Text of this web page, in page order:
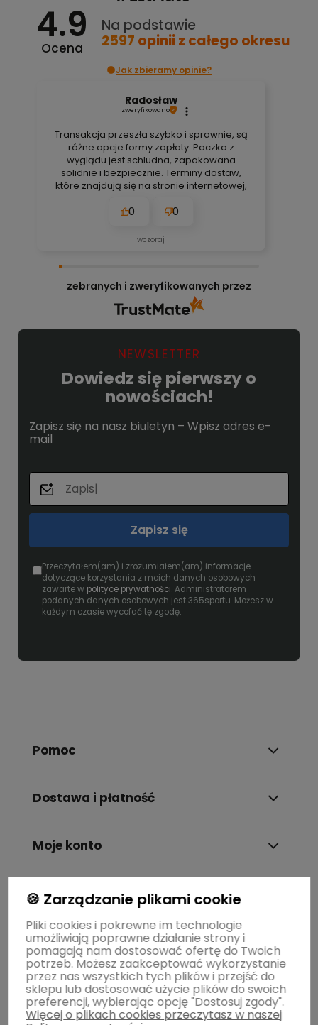
4.9
Ocena
Na podstawie
2597 opiniiz całego okresu
Jak zbieramy opinie?
Radosław
zweryfikowano
Transakcja przeszła szybko i sprawnie, są
różne opcje formy zapłaty. Paczka z
wyglądu jest schludna, zapakowana
solidnie i bezpiecznie. Terminy dostaw,
które znajdują się na stronie internetowej,
nie zawiodłem, wyjątkowo rzetelna firma.
0 0
wczoraj
zebranych i zweryfikowanych przez
NEWSLETTER
Dowiedz się pierwszy o
nowościach!
Zapisz się na nasz biuletyn – Wpisz adres e-
mail
Zapisz się
Przeczytałem(am) i zrozumiałem(am) informacje
dotyczące korzystania z moich danych osobowych
zawarte w polityce prywatności. Administratorem
podanych danych osobowych jest 365sportu. Możesz w
każdym czasie wycofać tę zgodę.
Pomoc
Dostawa i płatność
Moje konto
Gwarancja i zwroty
O firmie
🍪 Zarządzanie plikami cookie
Pliki cookies i pokrewne im technologie
umożliwiają poprawne działanie strony i
pomagają nam dostosować ofertę do Twoich
potrzeb. Możesz zaakceptować wykorzystanie
przez nas wszystkich tych plików i przejść do
sklepu lub dostosować użycie plików do swoich
preferencji, wybierając opcję "Dostosuj zgody".
Więcej o plikach cookies przeczytasz w naszej